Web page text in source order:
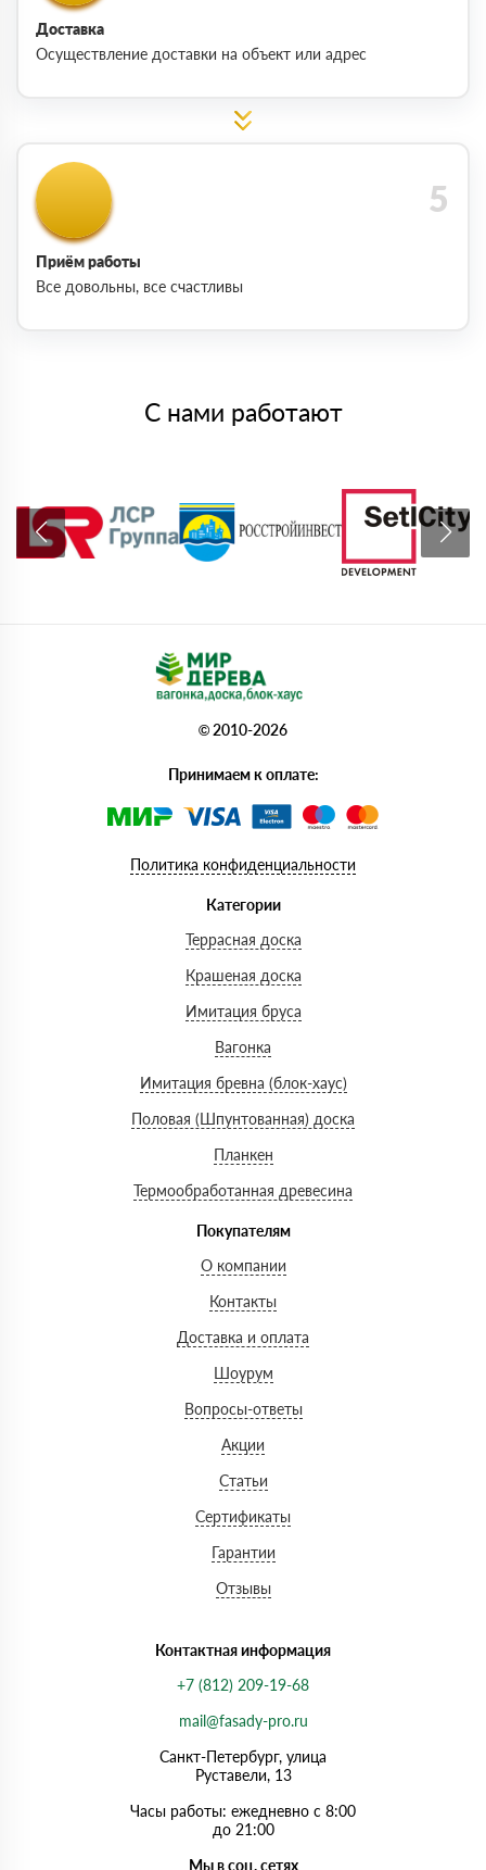
Доставка
Осуществление доставки на объект или адрес
Приём работы
Все довольны, все счастливы
С нами работают
© 2010-2026
Принимаем к оплате:
Политика конфиденциальности
Категории
Террасная доска
Крашеная доска
Имитация бруса
Вагонка
Имитация бревна (блок-хаус)
Половая (Шпунтованная) доска
Планкен
Термообработанная древесина
Покупателям
О компании
Контакты
Доставка и оплата
Шоурум
Вопросы-ответы
Акции
Статьи
Сертификаты
Гарантии
Отзывы
Контактная информация
+7 (812) 209-19-68
mail@fasady-pro.ru
Санкт-Петербург, улица
Руставели, 13
Часы работы: ежедневно с 8:00
до 21:00
Мы в соц. сетях